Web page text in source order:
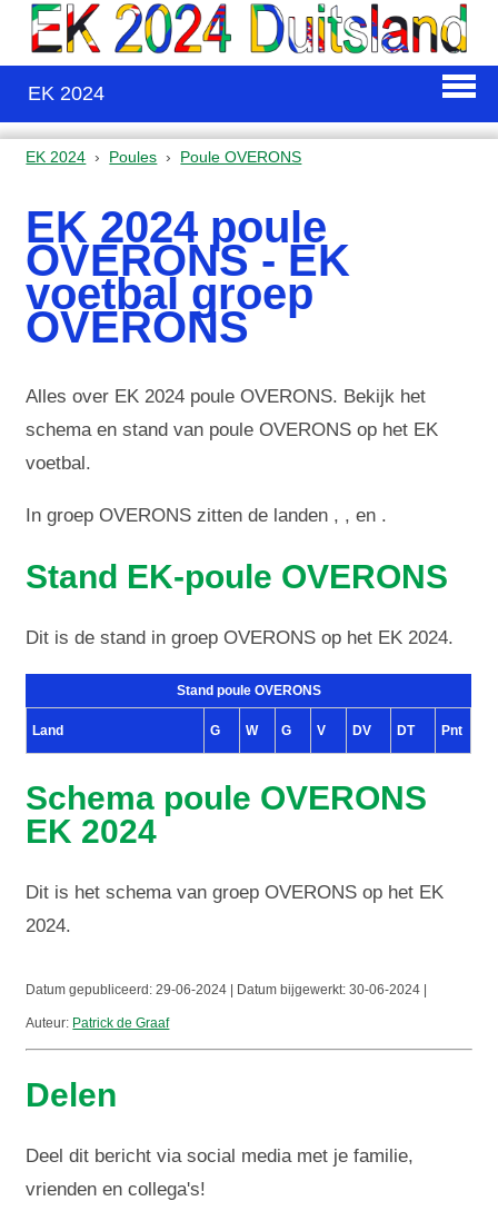
EK 2024
EK 2024 Poules Poule OVERONS
EK 2024 poule
OVERONS - EK
voetbal groep
OVERONS
Alles over EK 2024 poule OVERONS. Bekijk het
schema en stand van poule OVERONS op het EK
voetbal.
In groep OVERONS zitten de landen , , en .
Stand EK-poule OVERONS
Dit is de stand in groep OVERONS op het EK 2024.
Stand poule OVERONS
Land G W G V DV DT Pnt
Schema poule OVERONS
EK 2024
Dit is het schema van groep OVERONS op het EK
2024.
Datum gepubliceerd:29-06-2024 | Datum bijgewerkt:30-06-2024 |
Auteur: Patrick de Graaf
Delen
Deel dit bericht via social media met je familie,
vrienden en collega's!